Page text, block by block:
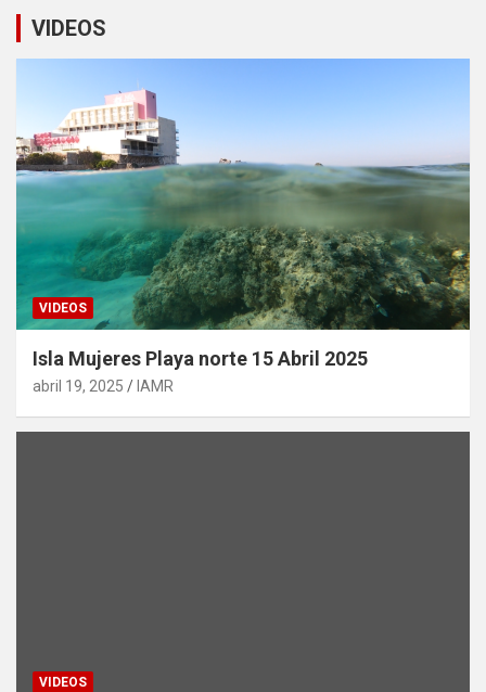
VIDEOS
VIDEOS
Isla Mujeres Playa norte 15 Abril 2025
abril 19, 2025 IAMR
VIDEOS